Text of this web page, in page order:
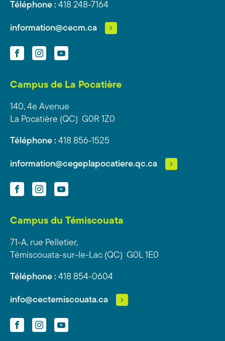
Téléphone : 418 248-7164
information@cecm.ca
FacebookInstagramYouTube
Campus de La Pocatière
140, 4e Avenue
La Pocatière (QC) G0R 1Z0
Téléphone : 418 856-1525
information@cegeplapocatiere.qc.ca
FacebookInstagramYouTube
Campus du Témiscouata
71-A, rue Pelletier,
Témiscouata-sur-le-Lac (QC) G0L 1E0
Téléphone : 418 854-0604
info@cectemiscouata.ca
FacebookInstagramYouTube